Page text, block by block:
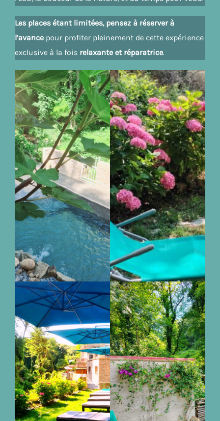
Les places étant limitées, pensez à réserver à
l’avance pour profiter pleinement de cette expérience
exclusive à la fois relaxante et réparatrice.